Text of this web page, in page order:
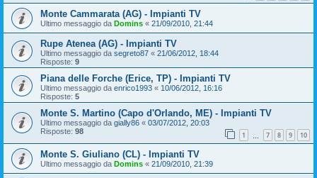
Monte Cammarata (AG) - Impianti TV
Ultimo messaggio da Domins « 21/09/2010, 21:44
Rupe Atenea (AG) - Impianti TV
Ultimo messaggio da segreto87 « 21/06/2012, 18:44
Risposte: 9
Piana delle Forche (Erice, TP) - Impianti TV
Ultimo messaggio da enrico1993 « 10/06/2012, 16:16
Risposte: 5
Monte S. Martino (Capo d'Orlando, ME) - Impianti TV
Ultimo messaggio da gially86 « 03/07/2012, 20:03
Risposte: 98 1 7 8 9 10
Monte S. Giuliano (CL) - Impianti TV
Ultimo messaggio da Domins « 21/09/2010, 21:39